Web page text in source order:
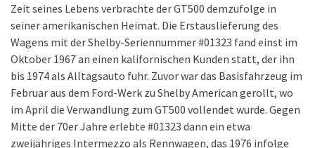
Zeit seines Lebens verbrachte der GT500 demzufolge in
seiner amerikanischen Heimat. Die Erstauslieferung des
Wagens mit der Shelby-Seriennummer #01323 fand einst im
Oktober 1967 an einen kalifornischen Kunden statt, der ihn
bis 1974 als Alltagsauto fuhr. Zuvor war das Basisfahrzeug im
Februar aus dem Ford-Werk zu Shelby American gerollt, wo
im April die Verwandlung zum GT500 vollendet wurde. Gegen
Mitte der 70er Jahre erlebte #01323 dann ein etwa
zweijähriges Intermezzo als Rennwagen, das 1976 infolge